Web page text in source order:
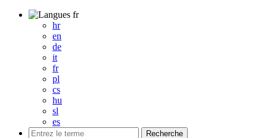
fr
hr
en
de
it
fr
pl
cs
hu
sl
es